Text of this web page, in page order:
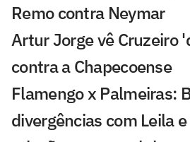
Remo contra Neymar
Artur Jorge vê Cruzeiro
contra a Chapecoense
Flamengo x Palmeiras:
divergências com Leila